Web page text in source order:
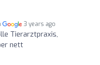
3 years ago
Tierarztpraxis,
nett